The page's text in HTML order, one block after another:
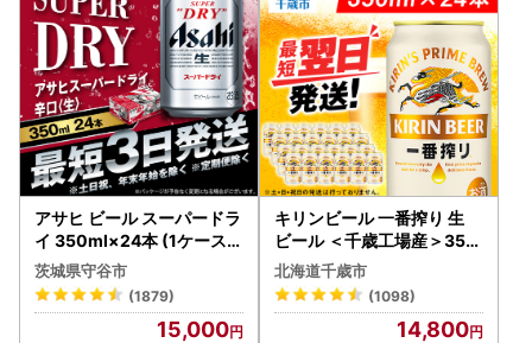
アサヒ ビール スーパードラ
イ 350ml×24本 (1ケース)
究極の辛口 ＜茨城工場＞ 缶
ビール Asahi superDRY お
酒
茨城県守谷市
(1879)
15,000
キリンビール 一番搾り 生
ビール ＜千歳工場産＞350
ml（24本）
北海道千歳市
(1098)
14,800